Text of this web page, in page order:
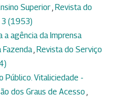
Superior, Revista do
3 (1953)
a agência da Imprensa
Fazenda, Revista do Serviço
Público. Vitaliciedade -
dos Graus de Acesso ,